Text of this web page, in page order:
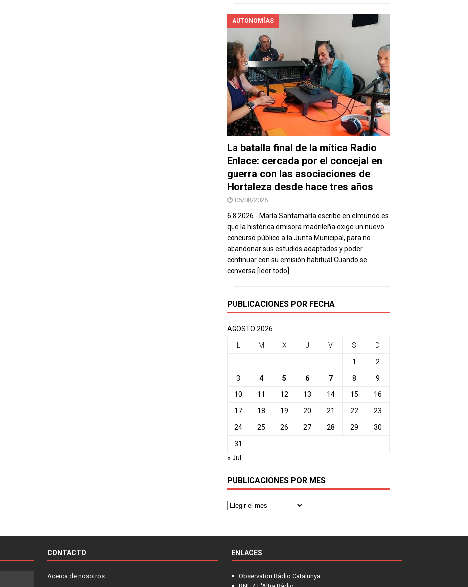
AUTONOMÍAS
La batalla final de la mítica Radio
Enlace: cercada por el concejal en
guerra con las asociaciones de
Hortaleza desde hace tres años
06/08/2026
6.8.2026.- María Santamaría escribe en elmundo.es
que la histórica emisora madrileña exige un nuevo
concurso público a la Junta Municipal, para no
abandonar sus estudios adaptados y poder
continuar con su emisión habitual.Cuando se
conversa [leer todo]
PUBLICACIONES POR FECHA
AGOSTO 2026
L M X J V S D
1 2
3 4 5 6 7 8 9
10 11 12 13 14 15 16
17 18 19 20 21 22 23
24 25 26 27 28 29 30
31
« Jul
PUBLICACIONES POR MES
CONTACTO
Acerca de nosotros
ENLACES
Observatori Ràdio Catalunya